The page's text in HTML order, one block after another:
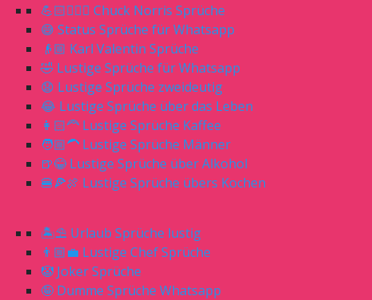
💪🏻🧔🏼‍♂️ Chuck Norris Sprüche
😅 Status Sprüche für Whatsapp
👴🏼 Karl Valentin Sprüche
🤣 Lustige Sprüche für Whatsapp
😧 Lustige Sprüche zweideutig
😂 Lustige Sprüche über das Leben
👩🏻‍🦰 Lustige Sprüche Kaffee
🧑🏼‍🦱 Lustige Sprüche Männer
🍺😂 Lustige Sprüche über Alkohol
🍔🍕🍖 Lustige Sprüche übers Kochen
🏝⛱ Urlaub Sprüche lustig
👨🏼‍💼 Lustige Chef Sprüche
🤡 Joker Sprüche
🤪 Dumme Sprüche Whatsapp